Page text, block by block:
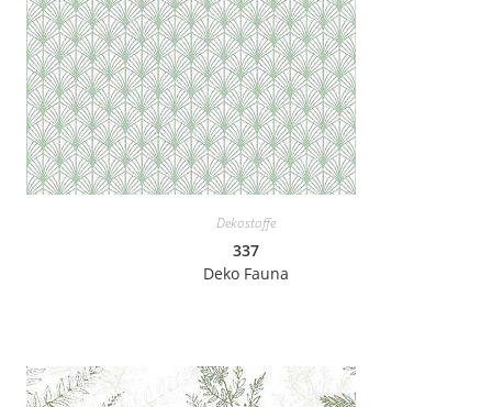
Dekostoffe
337
Deko Fauna